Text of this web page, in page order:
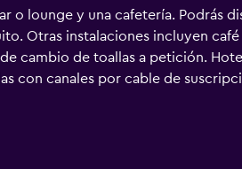
o lounge y una cafetería. Podrás
Otras instalaciones incluyen
cambio de toallas a petición.
con canales por cable de
con una velocidad de 100
y es posible solicitar cambio de